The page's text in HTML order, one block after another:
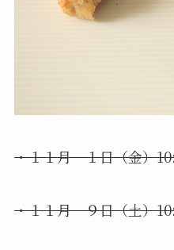
・１１月 １日（金）
・１１月 ９日（土）